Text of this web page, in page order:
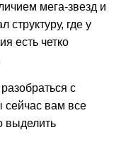
мега-звезд и
структуру, где у
есть четко
с
вам все
выделить